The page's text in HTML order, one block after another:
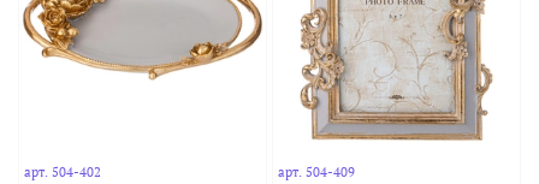
арт.504-402 арт. 504-409